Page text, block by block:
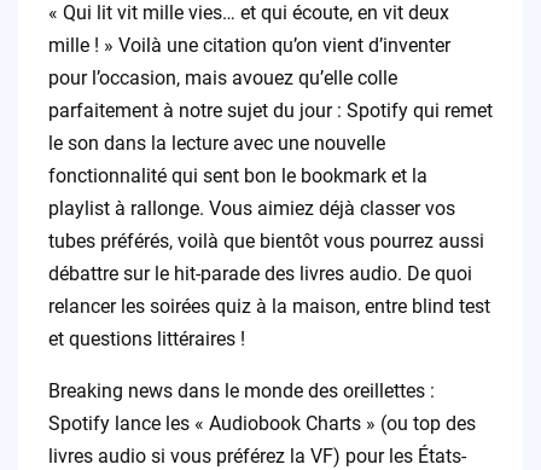
« Qui lit vit mille vies… et qui écoute, en vit deux
mille ! » Voilà une citation qu’on vient d’inventer
pour l’occasion, mais avouez qu’elle colle
parfaitement à notre sujet du jour : Spotify qui remet
le son dans la lecture avec une nouvelle
fonctionnalité qui sent bon le bookmark et la
playlist à rallonge. Vous aimiez déjà classer vos
tubes préférés, voilà que bientôt vous pourrez aussi
débattre sur le hit-parade des livres audio. De quoi
relancer les soirées quiz à la maison, entre blind test
et questions littéraires !
Breaking news dans le monde des oreillettes :
Spotify lance les « Audiobook Charts » (ou top des
livres audio si vous préférez la VF) pour les États-